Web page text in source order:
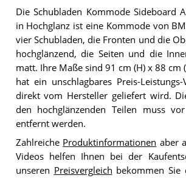
Die Schubladen Kommode Sideboard
in Hochglanz ist eine Kommode von
vier Schubladen, die Fronten und die
hochglänzend, die Seiten und die
matt. Ihre Maße sind 91 cm (H) x 88 cm
hat ein unschlagbares Preis-
direkt vom Hersteller geliefert wird.
den hochglänzenden Teilen muss
entfernt werden.
Zahlreiche Produktinformationen aber
Videos helfen Ihnen bei der
unseren Preisvergleich bekommen Sie